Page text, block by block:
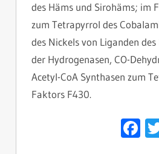
des Häms und Sirohäms; im
zum Tetrapyrrol des
des Nickels von Liganden des
der Hydrogenasen, CO-
Acetyl-CoA Synthasen zum
Faktors F430.